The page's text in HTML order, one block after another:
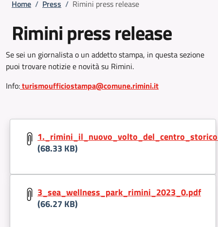
Home / Press / Rimini press release
Rimini press release
Se sei un giornalista o un addetto stampa, in questa sezione
puoi trovare notizie e novità su Rimini.
Info:turismoufficiostampa@comune.rimini.it
Document:
(68.33 KB)
Document:
3_sea_wellness_park_rimini_2023_0.pdf
(66.27 KB)